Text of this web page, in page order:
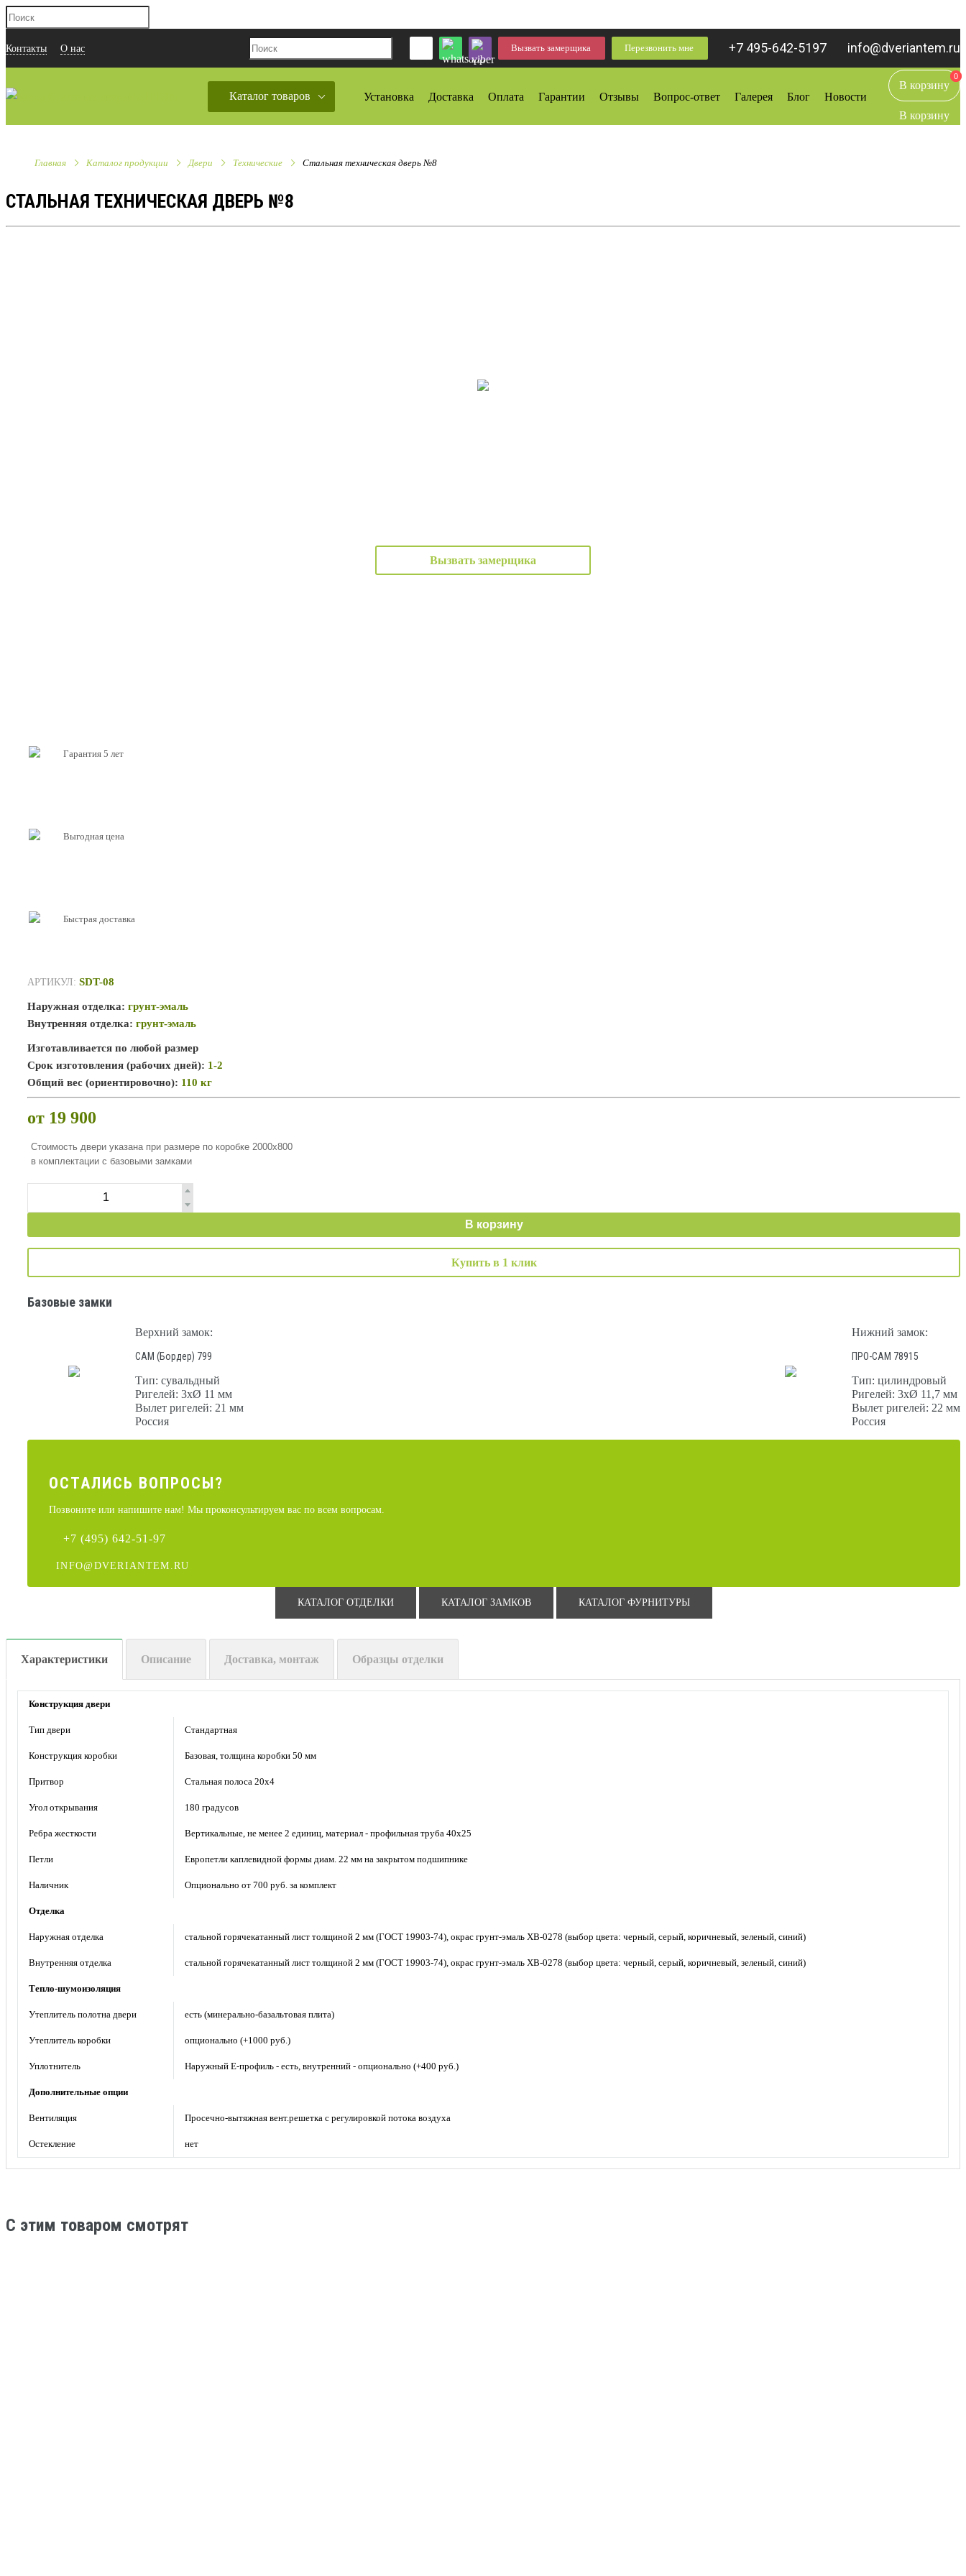
Контакты О нас Вызвать замерщика Перезвонить мне +7 495-642-5197 info@dveriantem.ru
В корзину
0
В корзину
0
Установка Доставка Оплата Гарантии Отзывы Вопрос-ответ Галерея Блог Новости
Каталог товаров
Главная Каталог продукции Двери Технические Стальная техническая дверь №8
СТАЛЬНАЯ ТЕХНИЧЕСКАЯ ДВЕРЬ №8
Вызвать замерщика
Гарантия 5 лет
Выгодная цена
Быстрая доставка
АРТИКУЛ: SDT-08
Наружная отделка: грунт-эмаль
Внутренняя отделка: грунт-эмаль
Изготавливается по любой размер
Срок изготовления (рабочих дней): 1-2
Общий вес (ориентировочно): 110 кг
от 19 900
Стоимость двери указана при размере по коробке 2000х800
в комплектации с базовыми замками
В корзину
Купить в 1 клик
Базовые замки
Верхний замок:
САМ (Бордер) 799
Тип: сувальдный
Ригелей: 3хØ 11 мм
Вылет ригелей: 21 мм
Россия
Нижний замок:
ПРО-САМ 78915
Тип: цилиндровый
Ригелей: 3хØ 11,7 мм
Вылет ригелей: 22 мм
Россия
ОСТАЛИCЬ ВОПРОСЫ?
Позвоните или напишите нам! Мы проконсультируем вас по всем вопросам.
+7 (495) 642-51-97
INFO@DVERIANTEM.RU
КАТАЛОГ ОТДЕЛКИ КАТАЛОГ ЗАМКОВ КАТАЛОГ ФУРНИТУРЫ
Характеристики Описание Доставка, монтаж Образцы отделки
Конструкция двери
Тип двери Стандартная
Конструкция коробки Базовая, толщина коробки 50 мм
Притвор Стальная полоса 20х4
Угол открывания 180 градусов
Ребра жесткости Вертикальные, не менее 2 единиц, материал - профильная труба 40х25
Петли Европетли каплевидной формы диам. 22 мм на закрытом подшипнике
Наличник Опционально от 700 руб. за комплект
Отделка
Наружная отделка стальной горячекатанный лист толщиной 2 мм (ГОСТ 19903-74), окрас грунт-эмаль ХВ-0278 (выбор цвета: черный, серый, коричневый, зеленый, синий)
Внутренняя отделка стальной горячекатанный лист толщиной 2 мм (ГОСТ 19903-74), окрас грунт-эмаль ХВ-0278 (выбор цвета: черный, серый, коричневый, зеленый, синий)
Тепло-шумоизоляция
Утеплитель полотна двери есть (минерально-базальтовая плита)
Утеплитель коробки опционально (+1000 руб.)
Уплотнитель Наружный Е-профиль - есть, внутренний - опционально (+400 руб.)
Дополнительные опции
Вентиляция Просечно-вытяжная вент.решетка с регулировкой потока воздуха
Остекление нет
C этим товаром смотрят